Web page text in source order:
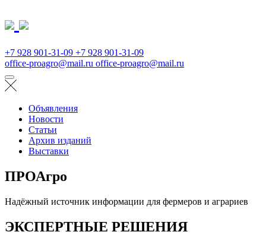
+7 928 901-31-09 +7 928 901-31-09
office-proagro@mail.ru office-proagro@mail.ru
Объявления
Новости
Статьи
Архив изданий
Выставки
ПРОАгро
Надёжный источник информации для фермеров и аграриев
ЭКСПЕРТНЫЕ РЕШЕНИЯ